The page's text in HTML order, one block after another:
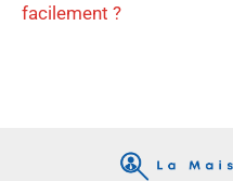
facilement ?